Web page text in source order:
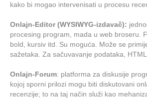
kako bi mogao intervenisati u procesu
Onlajn-Editor(WYSIWYG-izdavač):
procesing program, mada u web broseru.
bold, kursiv itd. Su moguća. Može se
sažetaka. Za sačuvavanje podataka,
Onlajn-Forum: platforma za diskusije
kojoj sporni prilozi mogu biti diskutovani
recenzije; to na taj način služi kao